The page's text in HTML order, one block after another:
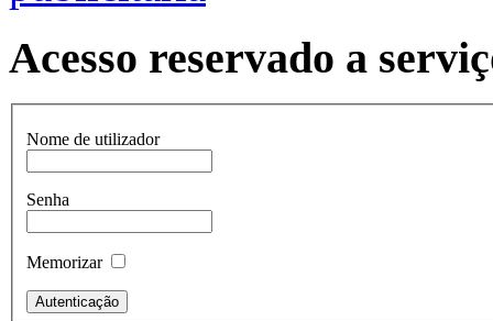
Acesso reservado a
Nome de utilizador
Senha
Memorizar